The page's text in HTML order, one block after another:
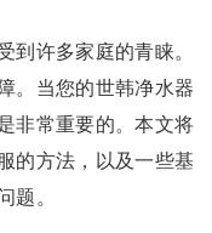
到许多家庭的青睐。
。当您的世韩净水器
非常重要的。本文将
的方法，以及一些基
题。